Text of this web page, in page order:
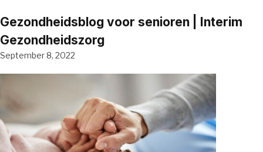
Gezondheidsblog voor senioren | Interim
Gezondheidszorg
September 8, 2022